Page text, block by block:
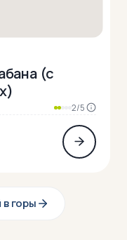
(с
2/5
горы